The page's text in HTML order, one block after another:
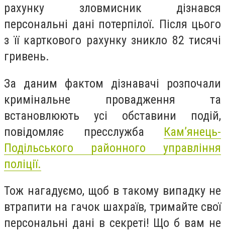
рахунку зловмисник дізнався
персональні дані потерпілої. Після цього
з її карткового рахунку зникло 82 тисячі
гривень.
За даним фактом дізнавачі розпочали
кримінальне провадження та
встановлюють усі обставини подій,
повідомляє пресслужба Кам’янець-
Подільського районного управління
поліції.
Тож нагадуємо, щоб в такому випадку не
втрапити на гачок шахраїв, тримайте свої
персональні дані в секреті! Що б вам не